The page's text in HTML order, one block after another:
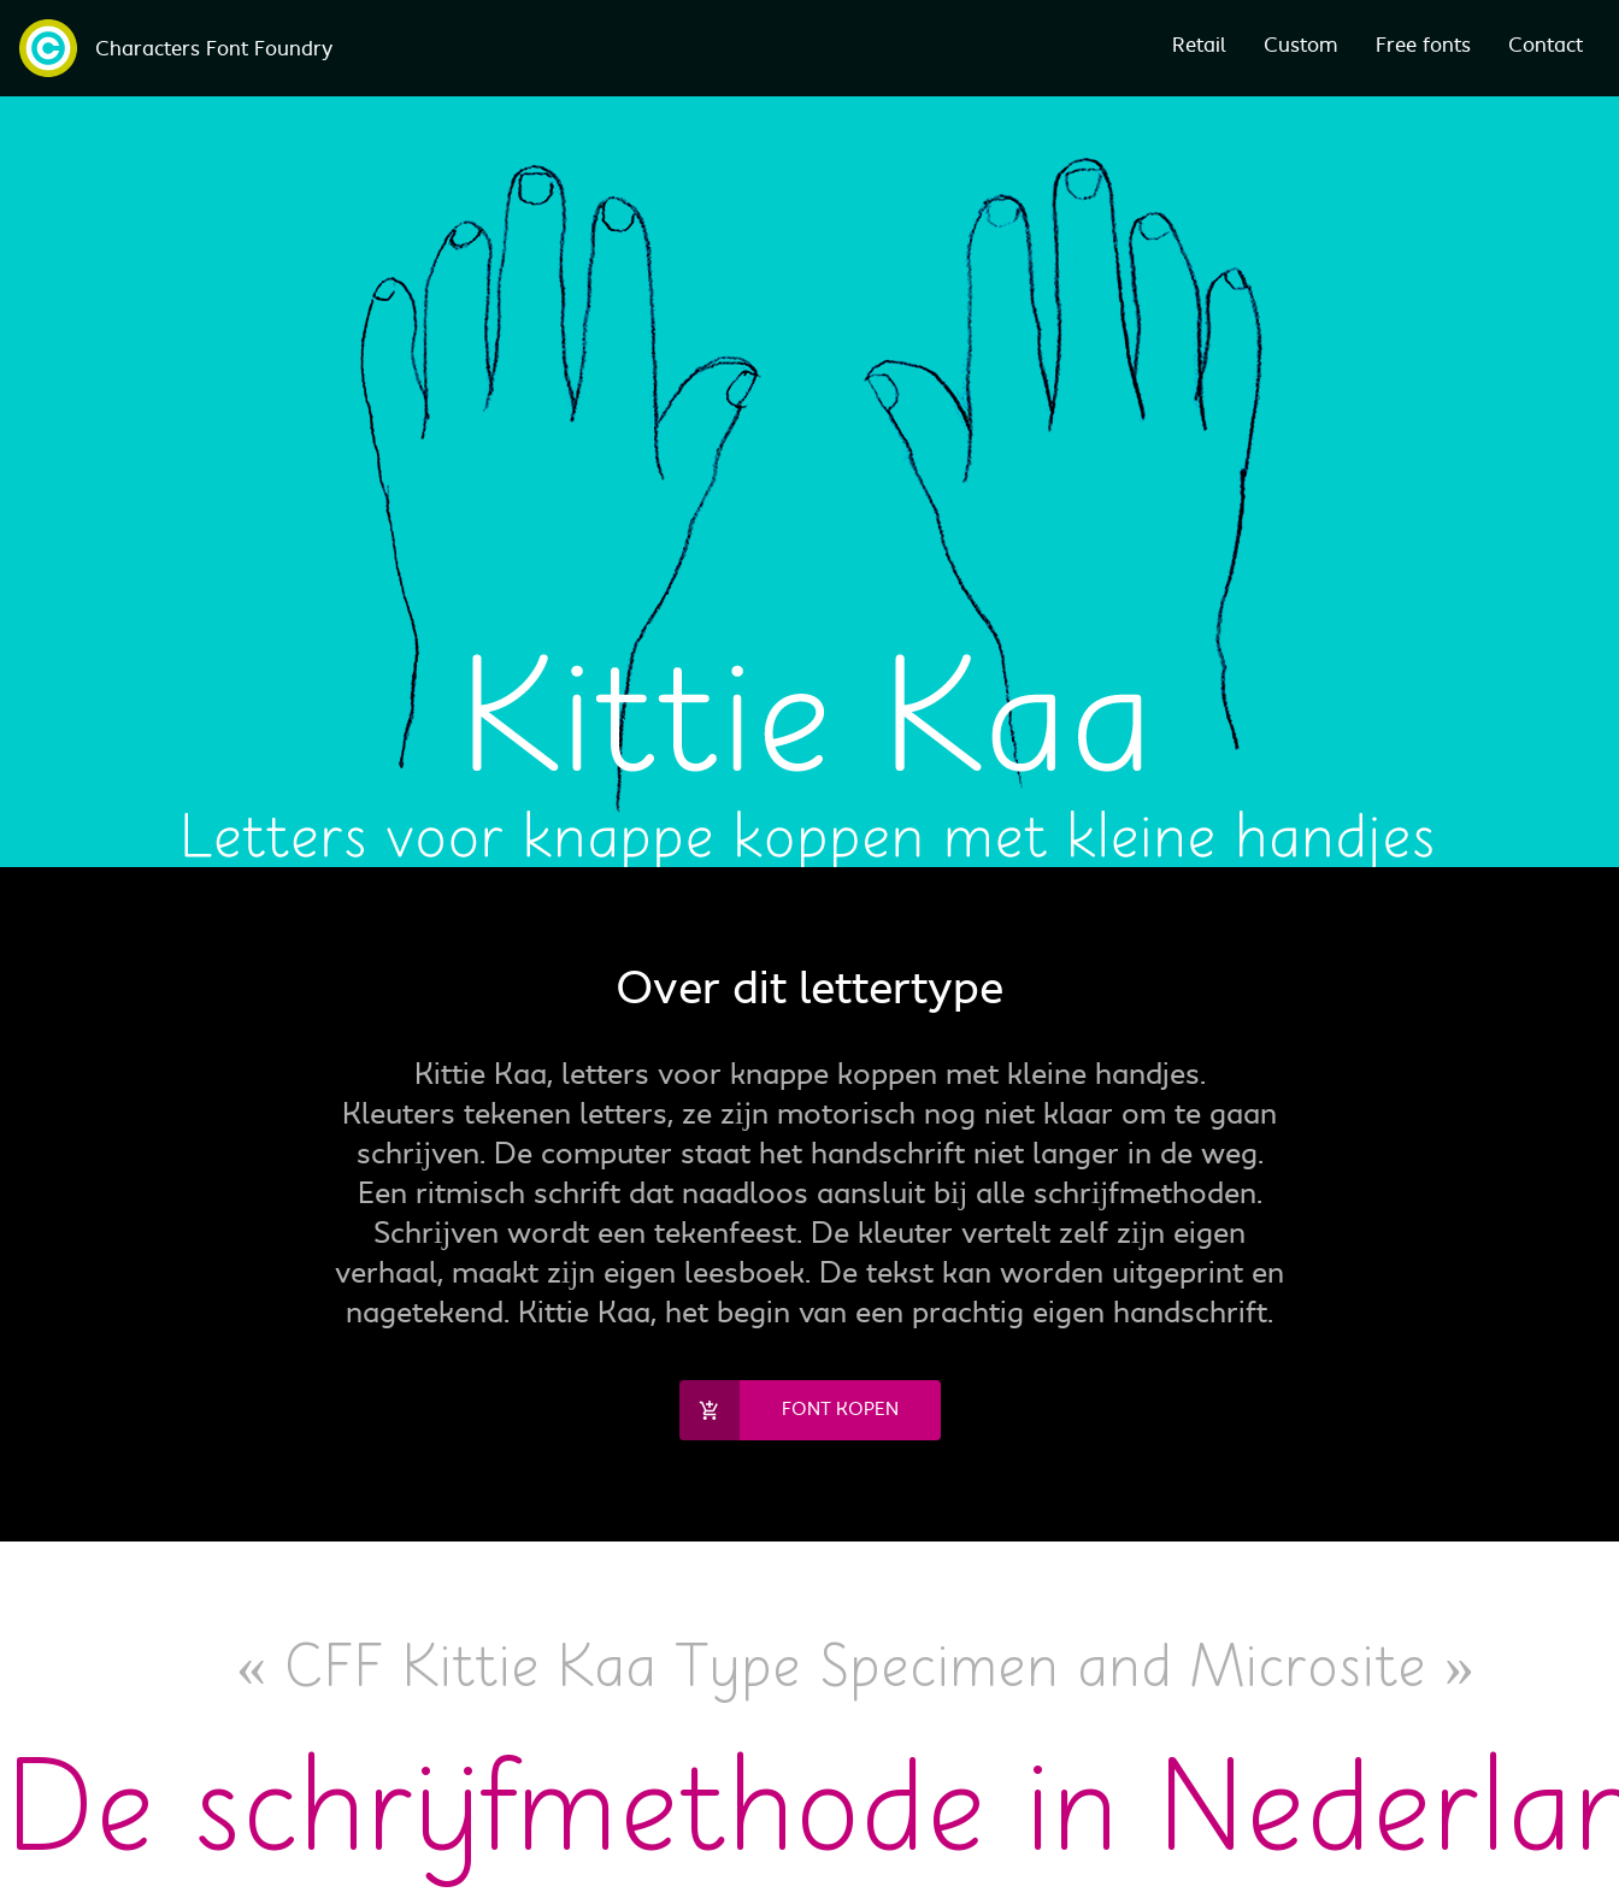
Characters Font Foundry Retail Custom Free fonts Contact
Over dit lettertype
Kittie Kaa, letters voor knappe koppen met kleine handjes.
Kleuters tekenen letters, ze zĳn motorisch nog niet klaar om te gaan
schrĳven. De computer staat het handschrift niet langer in de weg.
Een ritmisch schrift dat naadloos aansluit bĳ alle schrĳfmethoden.
Schrĳven wordt een tekenfeest. De kleuter vertelt zelf zĳn eigen
verhaal, maakt zĳn eigen leesboek. De tekst kan worden uitgeprint en
nagetekend. Kittie Kaa, het begin van een prachtig eigen handschrift.
FONT KOPEN
« CFF Kittie Kaa Type Specimen and Microsite »
De schrijfmethode in